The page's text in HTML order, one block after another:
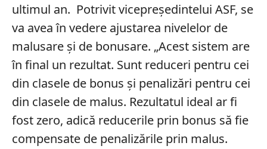
ultimul an. Potrivit vicepreședintelui ASF, se
va avea în vedere ajustarea nivelelor de
malusare și de bonusare. „Acest sistem are
în final un rezultat. Sunt reduceri pentru cei
din clasele de bonus și penalizări pentru cei
din clasele de malus. Rezultatul ideal ar fi
fost zero, adică reducerile prin bonus să fie
compensate de penalizările prin malus.